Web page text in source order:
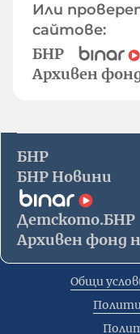
Или
сайтове:
БНР
Архивен
БНР
БНР Новини
Детското.БНР
Архивен фонд
Общи